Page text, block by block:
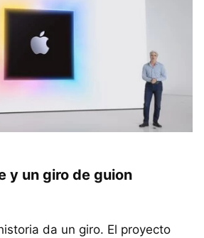
y un giro de guion
da un giro. El proyecto